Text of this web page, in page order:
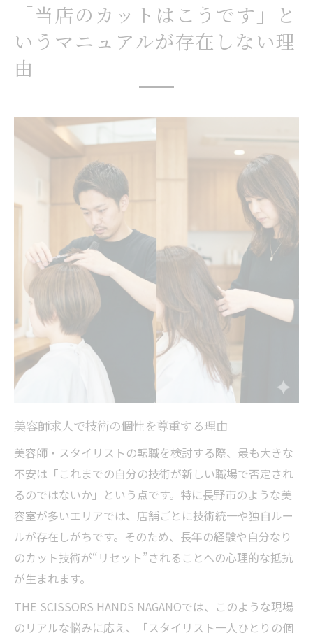
修正すべきは「技術」ではなく「環境」と「考
え方」そして「意識」。ベテランが輝くための
美容師転職で環境が変われば輝ける理由
経験者募集で環境重視の転職を実現する
美容室転職で技術を活かせる条件とは
求人で重視すべき考え方の転換ポイント
経験者こそ歓迎。中途採用でも「新人扱い」さ
れない3つの保証
美容師求人で即戦力が評価される理由
スタイリスト転職でも新人扱いされない安
中途採用募集で経験を活かすサポート体制
美容室転職でベテランが主役になる職場
求人情報で明示される3つの安心ポイント
【技術の自由】切り方も薬剤選定も、あなたの
美容師転職で技術の自由が保証される理由
スタイリスト求人で独自技術を活かす方法
募集で強みを発揮できる美容室の選び方
美容室転職で技術介入のストレスを減らす
求人募集で成功法則を尊重された実例紹介
【関係の自由】年下の先輩への気遣いは不要。
「指導係」も「被指導係」もいない
美容師転職で人間関係のストレスを解消
スタイリスト求人が実現する上下関係の自
「当店のカットはこうです」と
いうマニュアルが存在しない理
由
美容師求人で技術の個性を尊重する理由
美容師・スタイリストの転職を検討する際、最も大きな
不安は「これまでの自分の技術が新しい職場で否定され
るのではないか」という点です。特に長野市のような美
容室が多いエリアでは、店舗ごとに技術統一や独自ルー
ルが存在しがちです。そのため、長年の経験や自分なり
のカット技術が“リセット”されることへの心理的な抵抗
が生まれます。
THE SCISSORS HANDS NAGANOでは、このような現場
のリアルな悩みに応え、「スタイリスト一人ひとりの個